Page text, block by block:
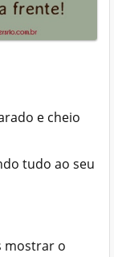
e cheio
tudo ao seu
mostrar o